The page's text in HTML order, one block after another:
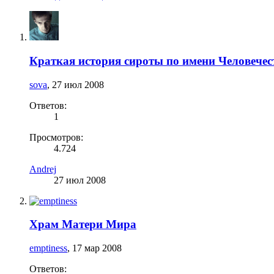
Краткая история сироты по имени
sova, 27 июл 2008
Ответов:
1
Просмотров:
4.724
Andrej
27 июл 2008
Храм Матери Мира
emptiness, 17 мар 2008
Ответов: